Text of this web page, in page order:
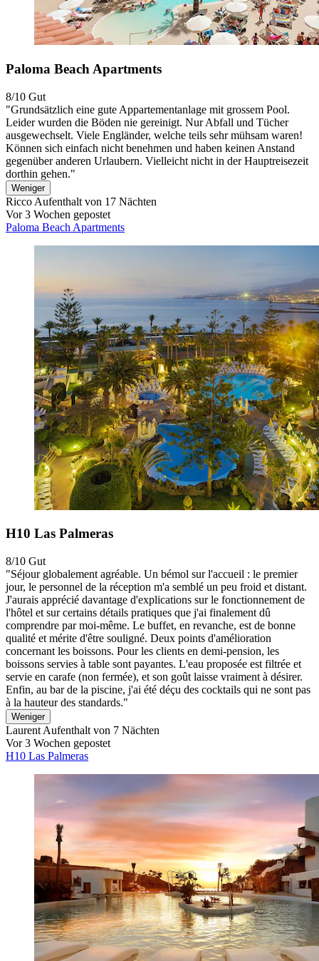
Paloma Beach Apartments
8/10 Gut
"Grundsätzlich eine gute Appartementanlage mit grossem Pool.
Leider wurden die Böden nie gereinigt. Nur Abfall und Tücher
ausgewechselt. Viele Engländer, welche teils sehr mühsam waren!
Können sich einfach nicht benehmen und haben keinen Anstand
gegenüber anderen Urlaubern. Vielleicht nicht in der Hauptreisezeit
dorthin gehen."
Weniger
Ricco Aufenthalt von 17 Nächten
Vor 3 Wochen gepostet
Paloma Beach Apartments
H10 Las Palmeras
8/10 Gut
"Séjour globalement agréable. Un bémol sur l'accueil : le premier
jour, le personnel de la réception m'a semblé un peu froid et distant.
J'aurais apprécié davantage d'explications sur le fonctionnement de
l'hôtel et sur certains détails pratiques que j'ai finalement dû
comprendre par moi-même. Le buffet, en revanche, est de bonne
qualité et mérite d'être souligné. Deux points d'amélioration
concernant les boissons. Pour les clients en demi-pension, les
boissons servies à table sont payantes. L'eau proposée est filtrée et
servie en carafe (non fermée), et son goût laisse vraiment à désirer.
Enfin, au bar de la piscine, j'ai été déçu des cocktails qui ne sont pas
à la hauteur des standards."
Weniger
Laurent Aufenthalt von 7 Nächten
Vor 3 Wochen gepostet
H10 Las Palmeras